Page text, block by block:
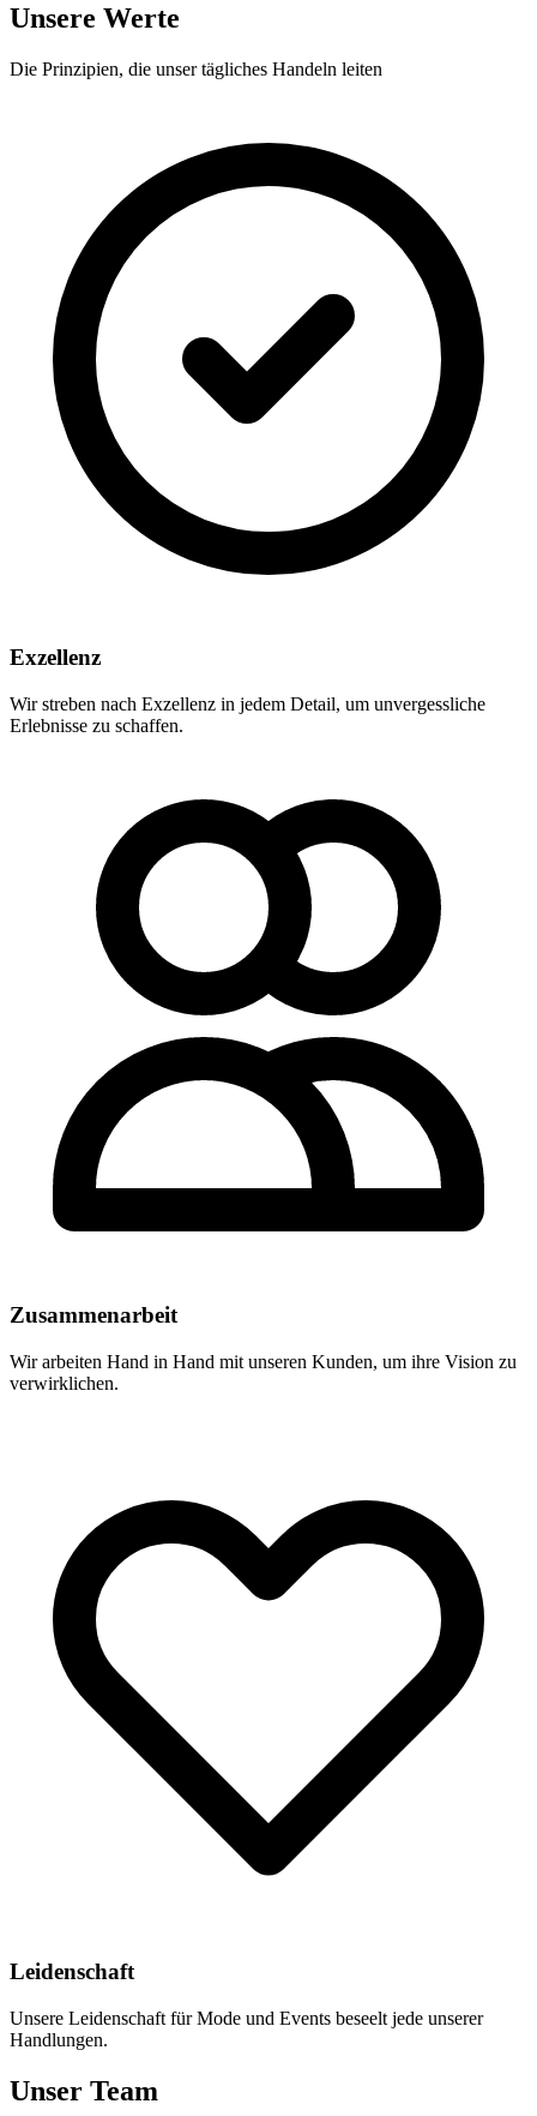
Unsere Werte
Die Prinzipien, die unser tägliches Handeln leiten
Exzellenz
Wir streben nach Exzellenz in jedem Detail, um unvergessliche
Erlebnisse zu schaffen.
Zusammenarbeit
Wir arbeiten Hand in Hand mit unseren Kunden, um ihre Vision zu
verwirklichen.
Leidenschaft
Unsere Leidenschaft für Mode und Events beseelt jede unserer
Handlungen.
Unser Team